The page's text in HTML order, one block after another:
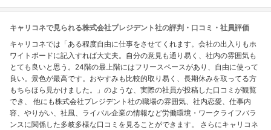
キャリコネで見られる株式会社プレジデント社の評判・口コミ・社員評価
キャリコネでは「ある程度自由に仕事をさせてくれます。会社の出入りもホ
ワイトボードに記入すれば大丈夫。自分の意見も通り易く、社内の雰囲気も
とても良いと思う。24階の最上階にはフリースペースがあり、自由に使って
良い。景色が最高です。おやすみも比較的取り易く、長期休みを取ってる方
もちらほら見かけました。」のような、実際の社員が投稿した口コミが観覧
でき、 他にも株式会社プレジデント社の職場の雰囲気、社内恋愛、仕事内
容、やりがい、社風、ライバル企業の情報など労働環境・ワークライフバラ
ンスに関係した多岐多様な口コミを見ることができます。 さらにキャリコネ